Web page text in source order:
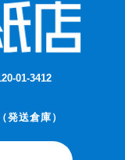
01-3412
送倉庫）